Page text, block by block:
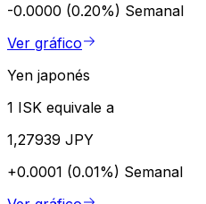
-0.0000 (0.20%) Semanal
Ver gráfico
Yen japonés
1 ISK equivale a
1,27939 JPY
+0.0001 (0.01%) Semanal